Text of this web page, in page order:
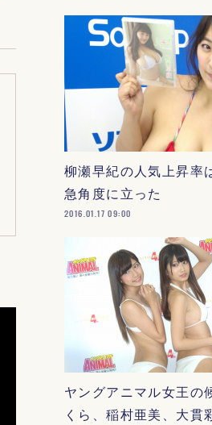
柳瀬早紀の人気上昇率
急角度に立った
2016.01.17 09:00
ヤングアニマル女王の
くら、稲村亜美、大